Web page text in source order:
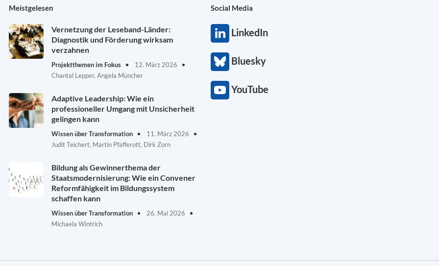
Meistgelesen
Vernetzung der Leseband-Länder:
Diagnostik und Förderung wirksam
verzahnen
Projektthemen im Fokus
12. März 2026
Chantal Lepper, Angela Müncher
Adaptive Leadership: Wie ein
professioneller Umgang mit Unsicherheit
gelingen kann
Wissen über Transformation
11. März 2026
Judit Teichert, Martin Pfafferott, Dirk Zorn
Bildung als Gewinnerthema der
Staatsmodernisierung: Wie ein Convener
Reformfähigkeit im Bildungssystem
schaffen kann
Wissen über Transformation
26. Mai 2026
Michaela Wintrich
Social Media
LinkedIn
Bluesky
YouTube